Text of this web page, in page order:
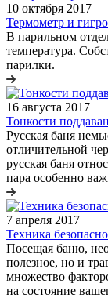
10 октября 2017
Термометр и
В парильном
температура.
парилки.
16 августа 2017
Тонкости
Русская баня
отличительной
русская баня
пара особенно
7 апреля 2017
Техника
Посещая баню,
полезное, но и
множество
на состояние